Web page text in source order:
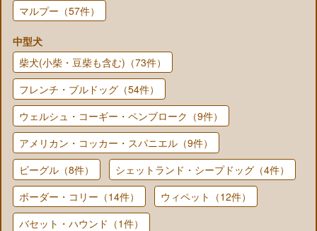
マルプー（57件）
中型犬
柴犬(小柴・豆柴も含む)（73件）
フレンチ・ブルドッグ（54件）
ウェルシュ・コーギー・ペンブローク（9件）
アメリカン・コッカー・スパニエル（9件）
ビーグル（8件）
シェットランド・シープドッグ（4件）
ボーダー・コリー（14件）
ウィペット（12件）
バセット・ハウンド（1件）